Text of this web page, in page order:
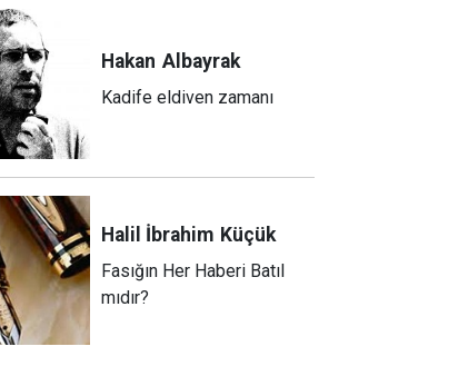
Hakan Albayrak
Kadife eldiven zamanı
Halil İbrahim Küçük
Fasığın Her Haberi Batıl
mıdır?